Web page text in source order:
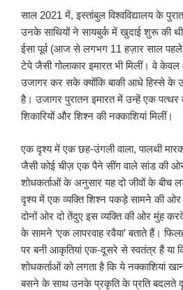
साल 2021 में, इस्तांबुल विश्वविद्यालय के
उनके साथियों ने सायबुर्क में खुदाई शुरू की
ईसा पूर्व (आज से लगभग 11 हज़ार साल
टेपे जैसी गोलाकार इमारत भी मिलीं। वे
उजागर कर सके क्योंकि बाकी आधे हिस्से के
है। उजागर पुरातन इमारत में उन्हें एक
शिकारियों और शिश्न की नक्काशियां मिलीं।
एक दृश्य में एक छह-उंगली वाला, पालथी
जैसी कोई चीज़ एक पैने सींग वाले सांड की ओर
शोधकर्ताओं के अनुसार यह दो जीवों के बीच
दृश्य में एक व्यक्ति शिश्न पकड़े सामने की
दोनों ओर दो तेंदुए इस व्यक्ति की ओर मुंह
के सामने ‘एक लापरवाह रवैया’ बताते हैं।
पर बनी आकृतियां एक-दूसरे से स्वतंत्र हैं या
शोधकर्ताओं को लगता है कि ये नक्काशियां
बसने के साथ उनके प्रकृति के प्रति बदलते